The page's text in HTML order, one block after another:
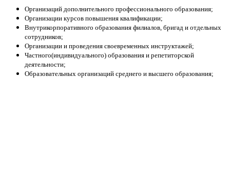
Организаций дополнительного профессионального образования;
Организации курсов повышения квалификации;
Внутрикорпоративного образования филиалов, бригад и отдельных
сотрудников;
Организации и проведения своевременных инструктажей;
Частного(индивидуального) образования и репетиторской
деятельности;
Образовательных организаций среднего и высшего образования;